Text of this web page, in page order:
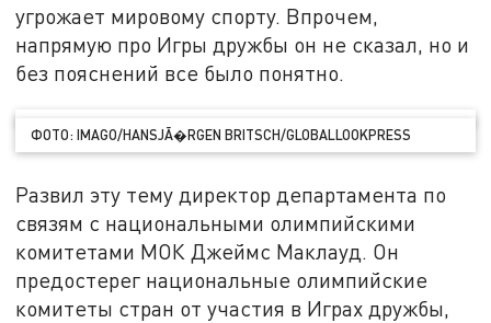
угрожает мировому спорту. Впрочем,
напрямую про Игры дружбы он не сказал, но и
без пояснений все было понятно.
ФОТО: IMAGO/HANSJÃ�RGEN BRITSCH/GLOBALLOOKPRESS
Развил эту тему директор департамента по
связям с национальными олимпийскими
комитетами МОК Джеймс Маклауд. Он
предостерег национальные олимпийские
комитеты стран от участия в Играх дружбы,